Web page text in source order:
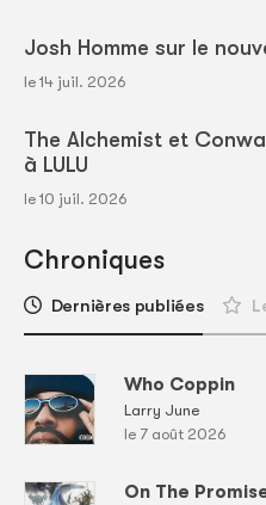
Josh Homme sur le
le 14 juil. 2026
The Alchemist et
à LULU
le 10 juil. 2026
Chroniques
Dernières publiées
Who Coppin
Larry June
le 7 août 2026
On The